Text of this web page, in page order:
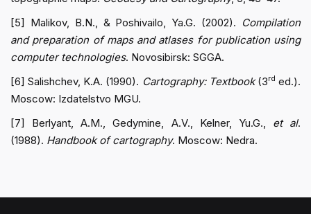
[5] Malikov, B.N., & Poshivailo, Ya.G. (2002). Compilation
and preparation of maps and atlases for publication using
computer technologies. Novosibirsk: SGGA.
[6] Salishchev, K.A. (1990). Cartography: Textbook(3rd ed.).
Moscow: Izdatelstvo MGU.
[7] Berlyant, A.M., Gedymine, A.V., Kelner, Yu.G., et al.
(1988). Handbook of cartography. Moscow: Nedra.